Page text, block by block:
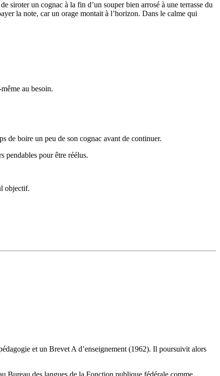
siroter un cognac à la fin d’un souper bien arrosé à une terrasse du
la note, car un orage montait à l’horizon. Dans le calme qui
au besoin.
de boire un peu de son cognac avant de continuer.
pendables pour être réélus.
objectif.
et un Brevet A d’enseignement (1962). Il poursuivit alors